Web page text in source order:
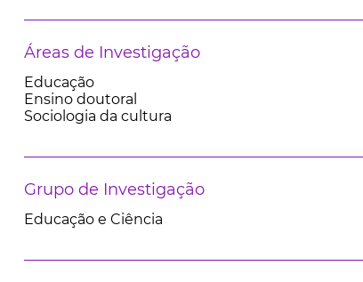
Áreas de Investigação
Educação
Ensino doutoral
Sociologia da cultura
Grupo de Investigação
Educação e Ciência